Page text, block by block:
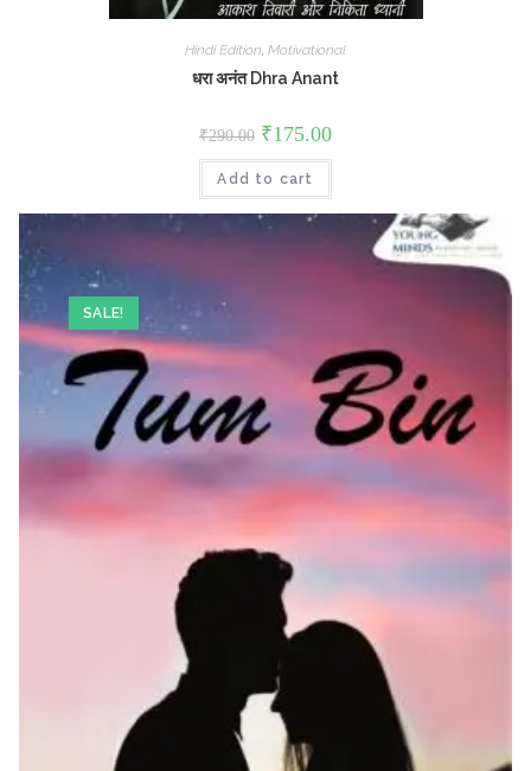
Hindi Edition, Motivational
धरा अनंत Dhra Anant
₹290.00 Original
price
was:
₹290.00.
₹175.00Current
is:
Add to cart
SALE!